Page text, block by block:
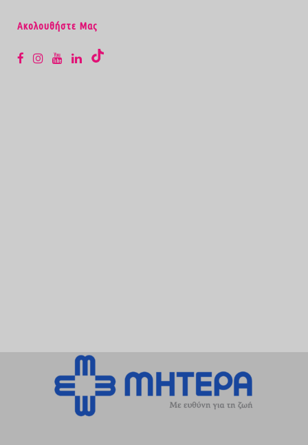
Aκολουθήστε Μας